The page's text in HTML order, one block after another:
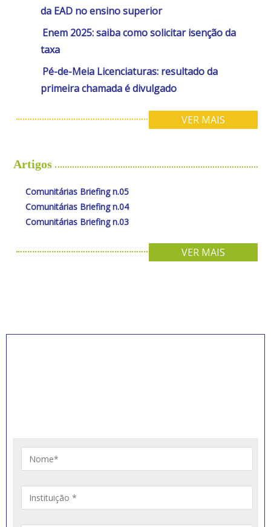
da EAD no ensino superior
Enem 2025: saiba como solicitar isenção da
taxa
Pé-de-Meia Licenciaturas: resultado da
primeira chamada é divulgado
VER MAIS
Artigos
Comunitárias Briefing n.05
Comunitárias Briefing n.04
Comunitárias Briefing n.03
VER MAIS